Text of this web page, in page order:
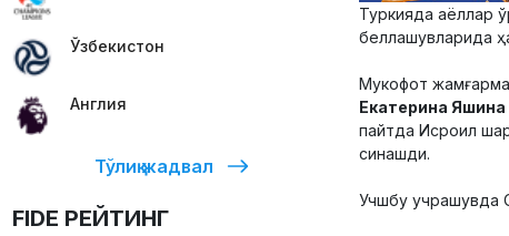
Ўзбекистон
Англия
Тўлиқ жадвал
FIDE РЕЙТИНГ
Туркияда аёллар
беллашувларида
Мукофот
Екатерина Яшина
пайтда Исроил
синашди.
Учшбу учрашувда